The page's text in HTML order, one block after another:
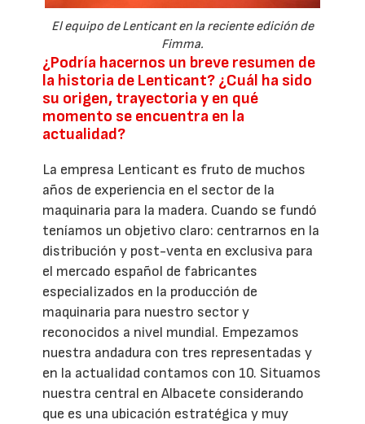
El equipo de Lenticant en la reciente edición de
Fimma.
¿Podría hacernos un breve resumen de
la historia de Lenticant? ¿Cuál ha sido
su origen, trayectoria y en qué
momento se encuentra en la
actualidad?
La empresa Lenticant es fruto de muchos
años de experiencia en el sector de la
maquinaria para la madera. Cuando se fundó
teníamos un objetivo claro: centrarnos en la
distribución y post-venta en exclusiva para
el mercado español de fabricantes
especializados en la producción de
maquinaria para nuestro sector y
reconocidos a nivel mundial. Empezamos
nuestra andadura con tres representadas y
en la actualidad contamos con 10. Situamos
nuestra central en Albacete considerando
que es una ubicación estratégica y muy